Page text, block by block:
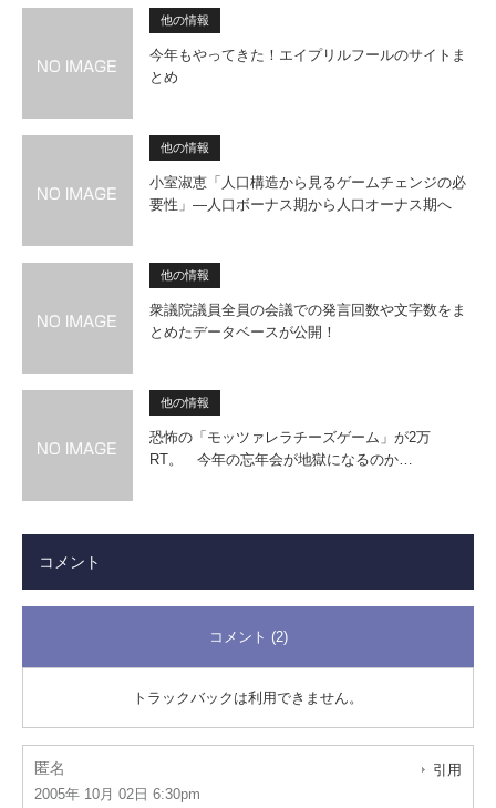
他の情報
今年もやってきた！エイプリルフールのサイトま
とめ
他の情報
小室淑恵「人口構造から見るゲー­ムチェンジの必
要性」―人口ボーナス期から人口オーナス期へ
他の情報
衆議院議員全員の会議での発言回数や文字数をま
とめたデータベースが公開！
他の情報
恐怖の「モッツァレラチーズゲーム」が2万
RT。 今年の忘年会が地獄になるのか…
コメント
コメント (2)
トラックバックは利用できません。
匿名
2005年 10月 02日 6:30pm
引用